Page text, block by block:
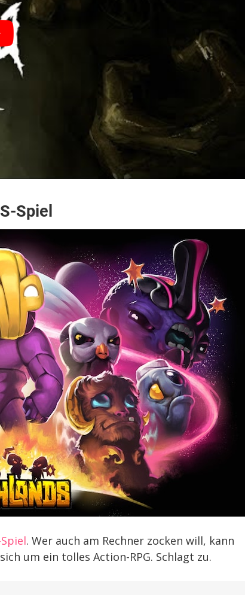
Spiel
. Wer auch am Rechner zocken will, kann
um ein tolles Action-RPG. Schlagt zu.